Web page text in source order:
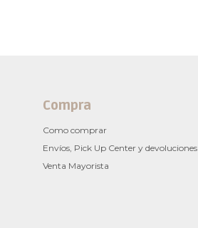
Compra
Como comprar
Envíos, Pick Up Center y devoluciones
Venta Mayorista